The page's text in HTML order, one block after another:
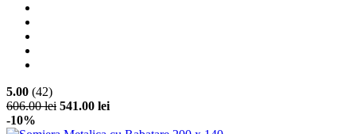
5.00 (42)
606.00 lei 541.00 lei
-10%